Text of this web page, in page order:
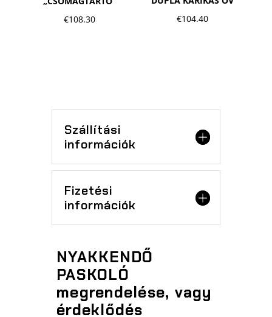
€108.30
€104.40
Szállítási
információk
Fizetési
információk
NYAKKENDŐ
PASKOLÓ
megrendelése, vagy
érdeklődés